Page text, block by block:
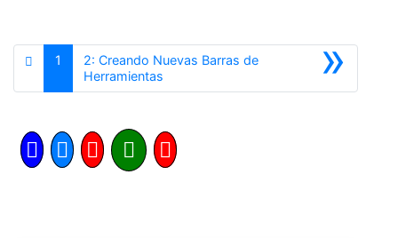
1 »
2: Creando Nuevas Barras de
Herramientas